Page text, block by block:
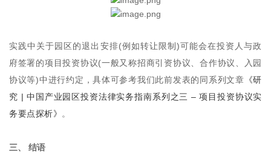
实践中关于园区的退出安排(例如转让限制)可能会在投资人与政
府签署的项目投资协议(一般又称招商引资协议、合作协议、入园
协议等)中进行约定，具体可参考我们此前发表的同系列文章 《研
究 | 中国产业园区投资法律实务指南系列之三 – 项目投资协议实
务要点探析》
。
三、 结语